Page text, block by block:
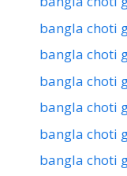
bangla choti
bangla choti
bangla choti
bangla choti
bangla choti
bangla choti